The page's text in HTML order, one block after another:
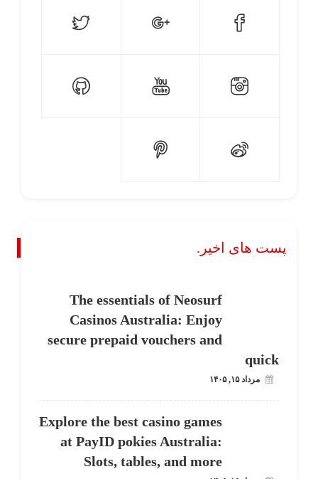
پست های اخیر.
The essentials of Neosurf
Casinos Australia: Enjoy
secure prepaid vouchers and
quick
مرداد ۱۵, ۱۴۰۵
Explore the best casino games
at PayID pokies Australia:
Slots, tables, and more